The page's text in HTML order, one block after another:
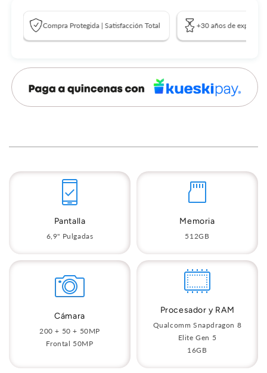
Party
Negro
+
Foto
|
2512BPNDAG
Negro
+
Foto
|
2512BPNDAG
Compra Protegida | Satisfacción Total +30 años de
Pantalla
6,9" Pulgadas
Memoria
512GB
Cámara
200 + 50 + 50MP
Frontal 50MP
Procesador y RAM
Qualcomm Snapdragon 8
Elite Gen 5
16GB